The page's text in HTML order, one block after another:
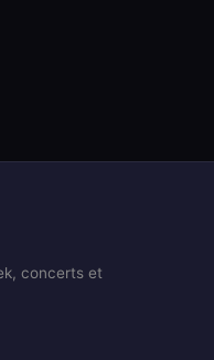
concerts et